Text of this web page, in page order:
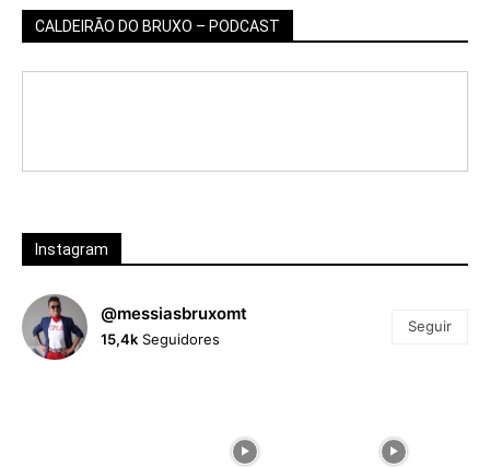
CALDEIRÃO DO BRUXO – PODCAST
Instagram
@messiasbruxomt
15,4k Seguidores
Seguir